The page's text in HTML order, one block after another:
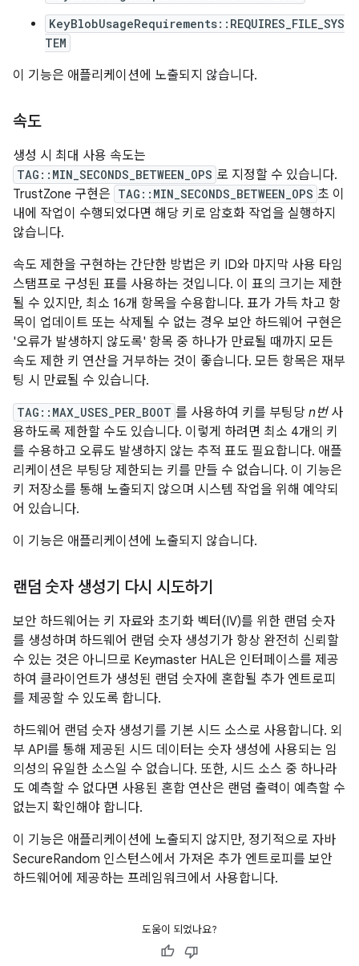
KeyBlobUsageRequirements::REQUIRES_FILE_SYS
TEM
이 기능은 애플리케이션에 노출되지 않습니다.
속도
생성 시 최대 사용 속도는
TAG::MIN_SECONDS_BETWEEN_OPS 로 지정할 수 있습니다.
TrustZone 구현은 TAG::MIN_SECONDS_BETWEEN_OPS 초 이
내에 작업이 수행되었다면 해당 키로 암호화 작업을 실행하지
않습니다.
속도 제한을 구현하는 간단한 방법은 키 ID와 마지막 사용 타임
스탬프로 구성된 표를 사용하는 것입니다. 이 표의 크기는 제한
될 수 있지만, 최소 16개 항목을 수용합니다. 표가 가득 차고 항
목이 업데이트 또는 삭제될 수 없는 경우 보안 하드웨어 구현은
'오류가 발생하지 않도록' 항목 중 하나가 만료될 때까지 모든
속도 제한 키 연산을 거부하는 것이 좋습니다. 모든 항목은 재부
팅 시 만료될 수 있습니다.
TAG::MAX_USES_PER_BOOT 를 사용하여 키를 부팅당 n번사
용하도록 제한할 수도 있습니다. 이렇게 하려면 최소 4개의 키
를 수용하고 오류도 발생하지 않는 추적 표도 필요합니다. 애플
리케이션은 부팅당 제한되는 키를 만들 수 없습니다. 이 기능은
키 저장소를 통해 노출되지 않으며 시스템 작업을 위해 예약되
어 있습니다.
이 기능은 애플리케이션에 노출되지 않습니다.
랜덤 숫자 생성기 다시 시도하기
보안 하드웨어는 키 자료와 초기화 벡터(IV)를 위한 랜덤 숫자
를 생성하며 하드웨어 랜덤 숫자 생성기가 항상 완전히 신뢰할
수 있는 것은 아니므로 Keymaster HAL은 인터페이스를 제공
하여 클라이언트가 생성된 랜덤 숫자에 혼합될 추가 엔트로피
를 제공할 수 있도록 합니다.
하드웨어 랜덤 숫자 생성기를 기본 시드 소스로 사용합니다. 외
부 API를 통해 제공된 시드 데이터는 숫자 생성에 사용되는 임
의성의 유일한 소스일 수 없습니다. 또한, 시드 소스 중 하나라
도 예측할 수 없다면 사용된 혼합 연산은 랜덤 출력이 예측할 수
없는지 확인해야 합니다.
이 기능은 애플리케이션에 노출되지 않지만, 정기적으로 자바
SecureRandom 인스턴스에서 가져온 추가 엔트로피를 보안
하드웨어에 제공하는 프레임워크에서 사용합니다.
도움이 되었나요?